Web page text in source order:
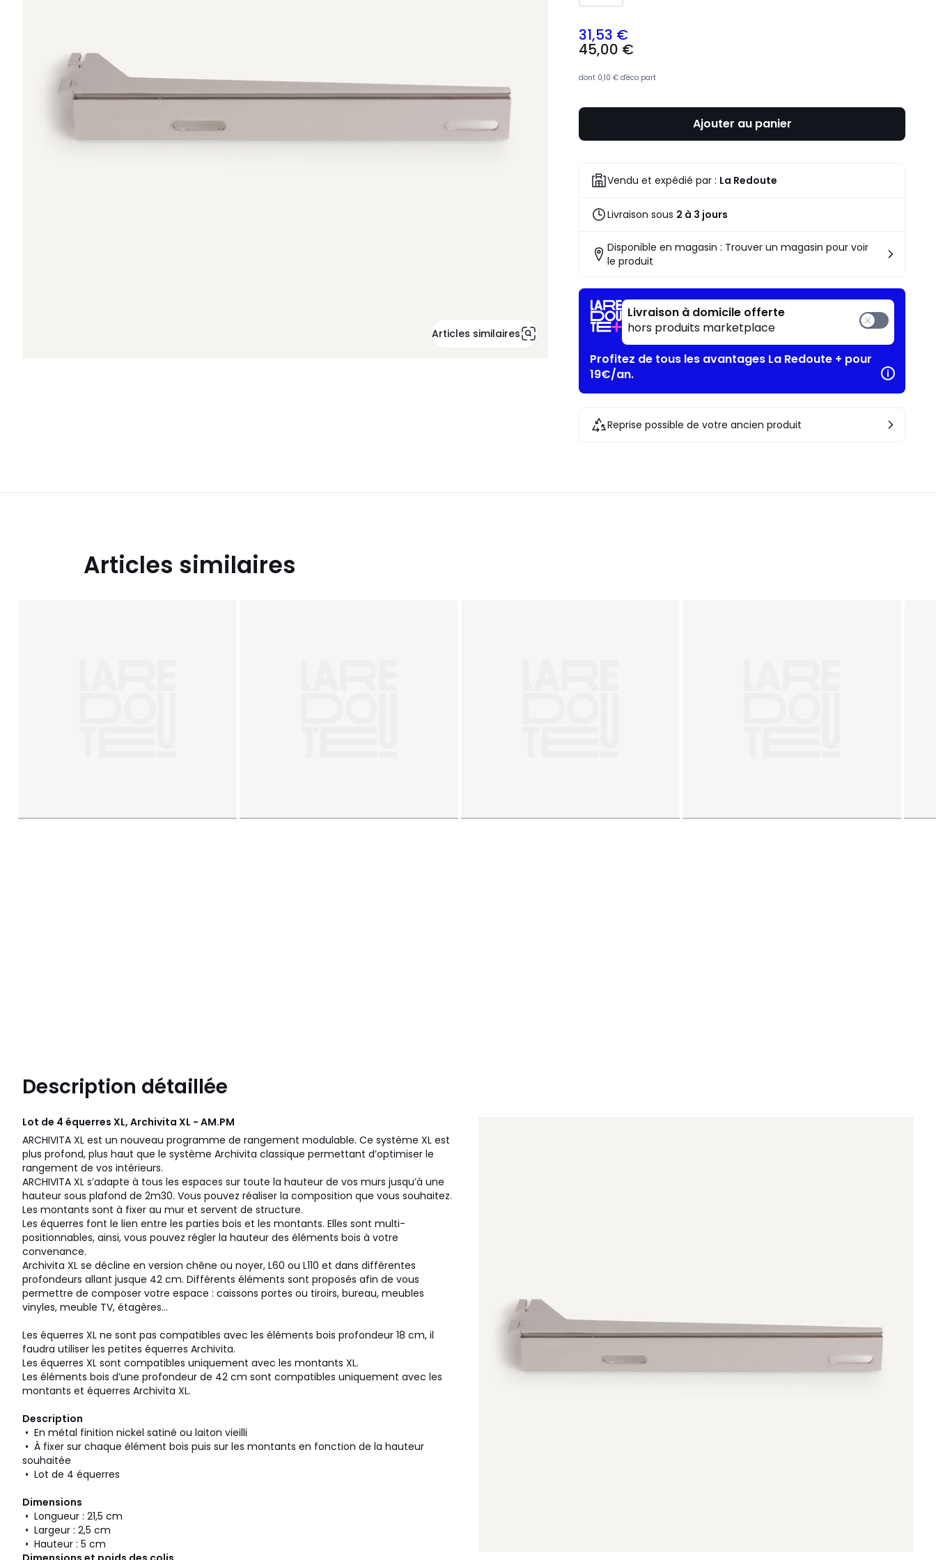
Articles similaires
31,53 €
45,00 €
dont 0,10 € d'éco part
Ajouter au panier
Vendu et expédié par : La Redoute
Livraison sous 2 à 3 jours
Disponible en magasin : Trouver un magasin pour voir
le produit
Livraison à domicile offerte
hors produits marketplace
Profitez de tous les avantages La Redoute + pour
19€/an.
Reprise possible de votre ancien produit
Articles similaires
Description détaillée
Lot de 4 équerres XL, Archivita XL - AM.PM
ARCHIVITA XL est un nouveau programme de rangement modulable. Ce système XL est
plus profond, plus haut que le système Archivita classique permettant d’optimiser le
rangement de vos intérieurs.
ARCHIVITA XL s’adapte à tous les espaces sur toute la hauteur de vos murs jusqu’à une
hauteur sous plafond de 2m30. Vous pouvez réaliser la composition que vous souhaitez.
Les montants sont à fixer au mur et servent de structure.
Les équerres font le lien entre les parties bois et les montants. Elles sont multi-
positionnables, ainsi, vous pouvez régler la hauteur des éléments bois à votre
convenance.
Archivita XL se décline en version chêne ou noyer, L60 ou L110 et dans différentes
profondeurs allant jusque 42 cm. Différents éléments sont proposés afin de vous
permettre de composer votre espace : caissons portes ou tiroirs, bureau, meubles
vinyles, meuble TV, étagères...
Les équerres XL ne sont pas compatibles avec les éléments bois profondeur 18 cm, il
faudra utiliser les petites équerres Archivita.
Les équerres XL sont compatibles uniquement avec les montants XL.
Les éléments bois d’une profondeur de 42 cm sont compatibles uniquement avec les
montants et équerres Archivita XL.
Description
• En métal finition nickel satiné ou laiton vieilli
• À fixer sur chaque élément bois puis sur les montants en fonction de la hauteur
souhaitée
• Lot de 4 équerres
Dimensions
• Longueur : 21,5 cm
• Largeur : 2,5 cm
• Hauteur : 5 cm